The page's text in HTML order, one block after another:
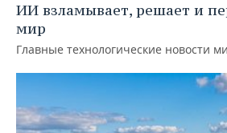
ИИ взламывает, решает и
мир
Главные технологические новости